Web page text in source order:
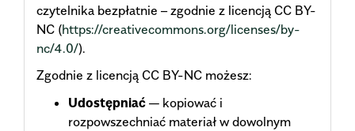
czytelnika bezpłatnie – zgodnie z licencją CC BY-
NC (https://creativecommons.org/licenses/by-
nc/4.0/).
Zgodnie z licencją CC BY-NC możesz:
Udostępniać — kopiować i
rozpowszechniać materiał w dowolnym